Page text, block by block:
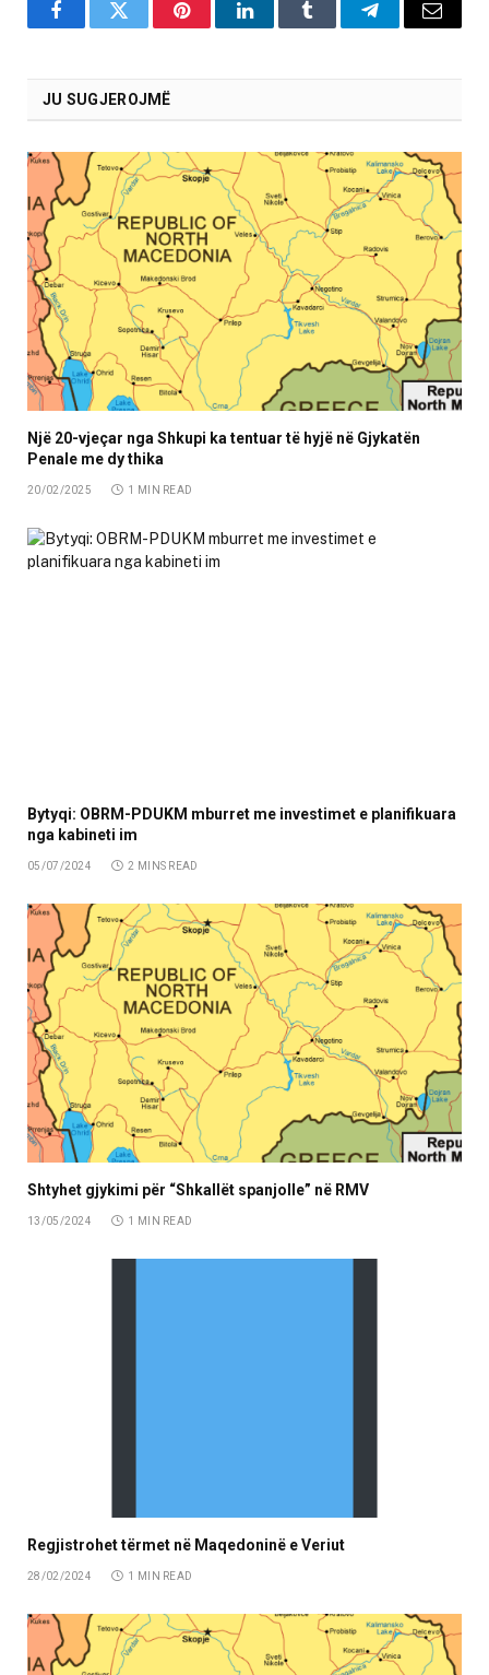
FacebookTwitter PinterestLinkedInTumblr TelegramEmail
JU SUGJEROJMË
Një 20-vjeçar nga Shkupi ka tentuar të hyjë në Gjykatën
Penale me dy thika
20/02/2025 1 MIN READ
Bytyqi: OBRM-PDUKM mburret me investimet e planifikuara
nga kabineti im
05/07/2024 2 MINS READ
Shtyhet gjykimi për “Shkallët spanjolle” në RMV
13/05/2024 1 MIN READ
Regjistrohet tërmet në Maqedoninë e Veriut
28/02/2024 1 MIN READ